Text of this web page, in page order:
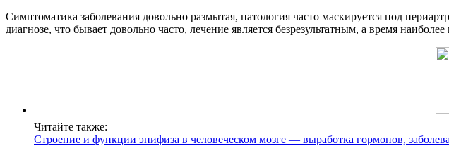
Симптоматика заболевания довольно размытая, патология часто маскируется под
диагнозе, что бывает довольно часто, лечение является безрезультатным, а время
Читайте также:
Строение и функции эпифиза в человеческом мозге — выработка гормонов,